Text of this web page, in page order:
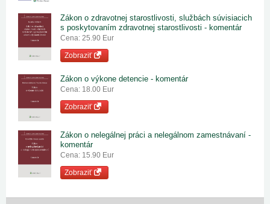
Zákon o zdravotnej starostlivosti, službách súvisiacich
s poskytovaním zdravotnej starostlivosti - komentár
Cena: 25.90 Eur
Zobraziť
Zákon o výkone detencie - komentár
Cena: 18.00 Eur
Zobraziť
Zákon o nelegálnej práci a nelegálnom zamestnávaní -
komentár
Cena: 15.90 Eur
Zobraziť